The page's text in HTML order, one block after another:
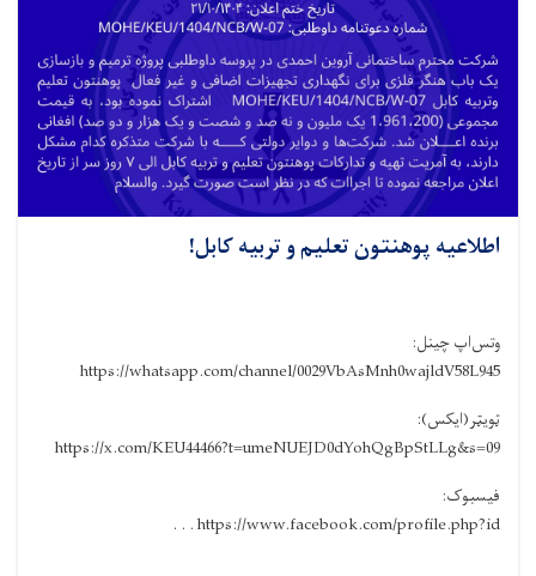
اطلاعیه پوهنتون تعلیم و تربیه کابل!
وتس‌اپ چینل:
https://whatsapp.com/channel/0029VbAsMnh0wajldV58L945
ټویټر(ایکس):
https://x.com/KEU44466?t=umeNUEJD0dYohQgBpStLLg&s=09
فیسبوک:
https://www.facebook.com/profile.php?id . . .